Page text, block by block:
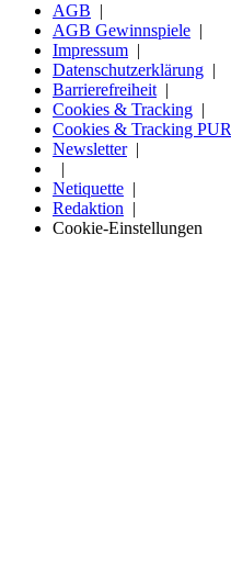
AGB
AGB Gewinnspiele
Impressum
Datenschutzerklärung
Barrierefreiheit
Cookies & Tracking
Cookies & Tracking PUR
Newsletter
Netiquette
Redaktion
Cookie-Einstellungen